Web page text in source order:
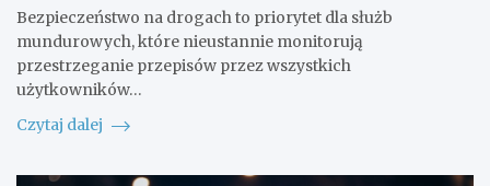
Bezpieczeństwo na drogach to priorytet dla służb
mundurowych, które nieustannie monitorują
przestrzeganie przepisów przez wszystkich
użytkowników…
Czytaj dalej